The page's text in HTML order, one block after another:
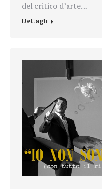
del critico d’arte…
Dettagli